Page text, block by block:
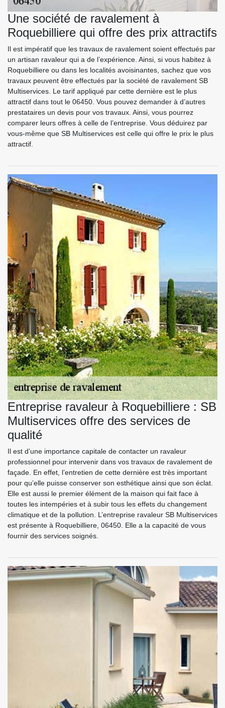
Une société de ravalement à
Roquebilliere qui offre des prix attractifs
Il est impératif que les travaux de ravalement soient effectués par
un artisan ravaleur qui a de l’expérience. Ainsi, si vous habitez à
Roquebilliere ou dans les localités avoisinantes, sachez que vos
travaux peuvent être effectués par la société de ravalement SB
Multiservices. Le tarif appliqué par cette dernière est le plus
attractif dans tout le 06450. Vous pouvez demander à d’autres
prestataires un devis pour vos travaux. Ainsi, vous pourrez
comparer leurs offres à celle de l’entreprise. Vous déduirez par
vous-même que SB Multiservices est celle qui offre le prix le plus
attractif.
Entreprise ravaleur à Roquebilliere : SB
Multiservices offre des services de
qualité
Il est d’une importance capitale de contacter un ravaleur
professionnel pour intervenir dans vos travaux de ravalement de
façade. En effet, l’entretien de cette dernière est très important
pour qu’elle puisse conserver son esthétique ainsi que son éclat.
Elle est aussi le premier élément de la maison qui fait face à
toutes les intempéries et à subir tous les effets du changement
climatique et de la pollution. L’entreprise ravaleur SB Multiservices
est présente à Roquebilliere, 06450. Elle a la capacité de vous
fournir des services soignés.